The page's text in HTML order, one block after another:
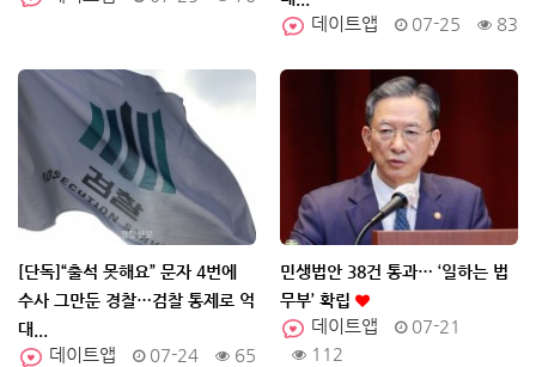
데이트앱 07-25 83
[단독]“출석 못해요” 문자 4번에
수사 그만둔 경찰…검찰 통제로 억
대...
데이트앱 07-24 65
민생법안 38건 통과… ‘일하는 법
무부’ 확립
데이트앱
07-21
112